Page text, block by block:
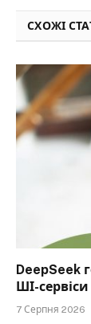
СХОЖІ
DeepSeek
ШІ-сервіси
7 Серпня 2026